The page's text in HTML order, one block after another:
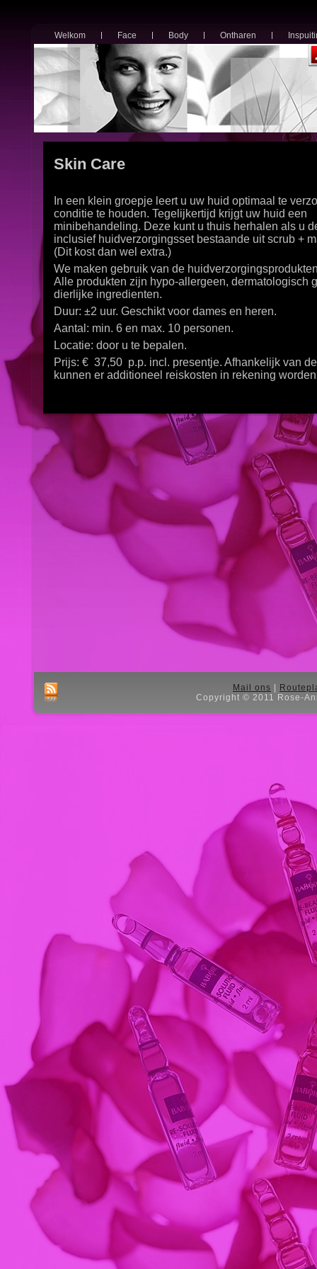
Welkom Face Body Ontharen
Skin Care
In een klein groepje leert u uw huid optimaal te
conditie te houden. Tegelijkertijd krijgt uw huid een
minibehandeling. Deze kunt u thuis herhalen als u
inclusief huidverzorgingsset bestaande uit scrub +
(Dit kost dan wel extra.)
We maken gebruik van de
Alle produkten zijn hypo-allergeen, dermatologisch
dierlijke ingredienten.
Duur: ±2 uur. Geschikt voor dames en heren.
Aantal: min. 6 en max. 10 personen.
Locatie: door u te bepalen.
Prijs: € 37,50 p.p. incl. presentje. Afhankelijk van
kunnen er additioneel reiskosten in rekening
Mail ons
Copyright © 2011 Rose-